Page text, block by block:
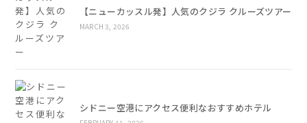
【ニューカッスル発】人気のクジラ クルーズツアー
MARCH 3, 2026
シドニー空港にアクセス便利なおすすめホテル